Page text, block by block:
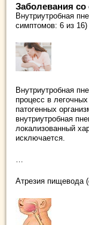
Заболевания
Внутриутробная
симптомов: 6 из 16)
Внутриутробная
процесс в
патогенных
внутриутробная
локализованный
исключается.
Атрезия пищевода